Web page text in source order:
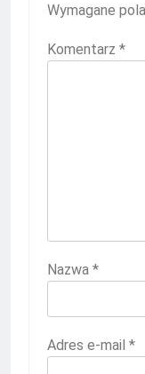
Wymagane
Komentarz *
Nazwa *
Adres e-mail *